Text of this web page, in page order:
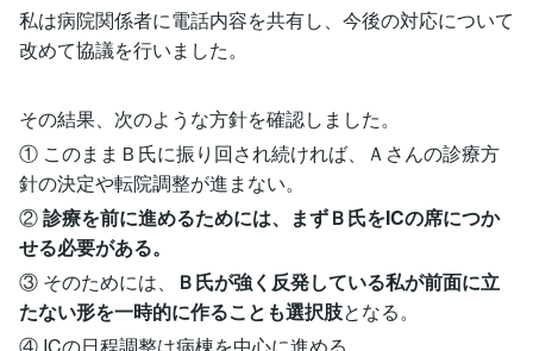
私は病院関係者に電話内容を共有し、今後の対応について
改めて協議を行いました。
その結果、次のような方針を確認しました。
① このままＢ氏に振り回され続ければ、Ａさんの診療方
針の決定や転院調整が進まない。
②診療を前に進めるためには、まずＢ氏をICの席につか
せる必要がある。
③ そのためには、
Ｂ氏が強く反発している私が前面に立
たない形を一時的に作ることも選択肢となる。